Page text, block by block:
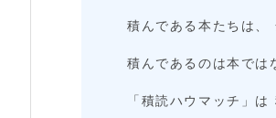
ら
分
の
積んである本たちは、
積んであるのは本では
「積読ハウマッチ」